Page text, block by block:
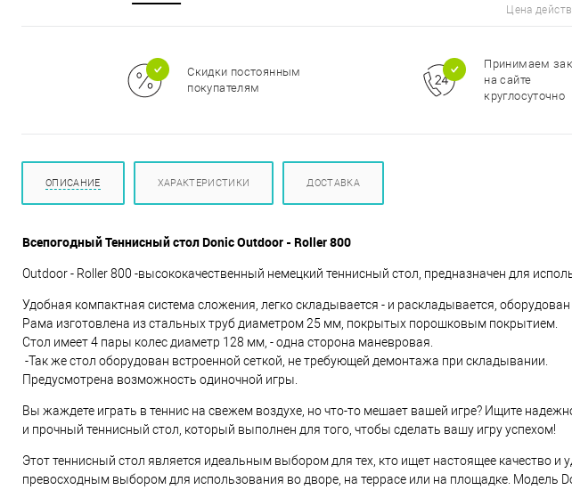
Цена
Скидки постоянным
покупателям
Принимаем
на сайте
круглосуточно
ОПИСАНИЕ ХАРАКТЕРИСТИКИ ДОСТАВКА
Всепогодный Теннисный стол Donic Outdoor - Roller 800
Outdoor - Roller 800 -высококачественный немецкий теннисный стол, предназначен для
Удобная компактная система сложения, легко складывается - и раскладывается,
Рама изготовлена из стальных труб диаметром 25 мм, покрытых порошковым покрытием.
Стол имеет 4 пары колес диаметр 128 мм, - одна сторона маневровая.
-Так же стол оборудован встроенной сеткой, не требующей демонтажа при складывании.
Предусмотрена возможность одиночной игры.
Вы жаждете играть в теннис на свежем воздухе, но что-то мешает вашей игре? Ищите
и прочный теннисный стол, который выполнен для того, чтобы сделать вашу игру успехом!
Этот теннисный стол является идеальным выбором для тех, кто ищет настоящее качество
превосходным выбором для использования во дворе, на террасе или на площадке. Модель